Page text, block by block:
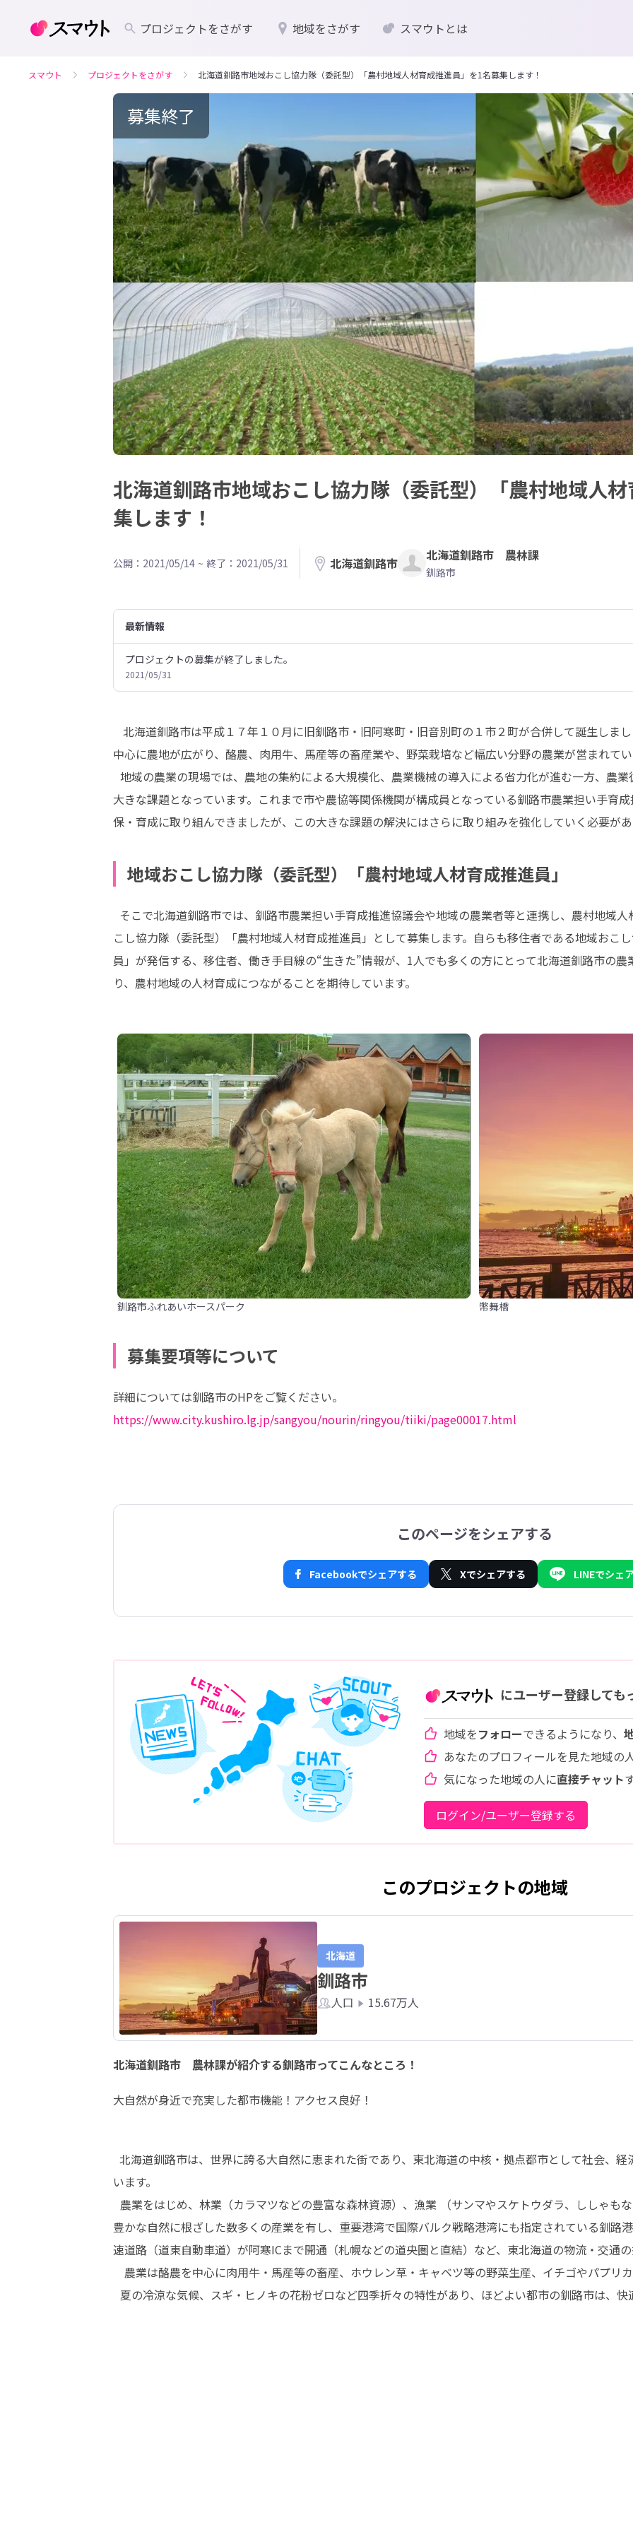
プロジェクトをさがす 地域をさがす スマウトとは
スマウト プロジェクトをさがす 北海道釧路市地域おこし協力隊（委託型）「農村地域人材育成推進員」を1名募集します！
募集終了
北海道釧路市地域おこし協力隊（委託型）「農村地域人
集します！
公開：2021/05/14 ~ 終了：2021/05/31 北海道釧路市 北海道釧路市 農林課
釧路市
最新情報
プロジェクトの募集が終了しました。
2021/05/31
中心に農地が広がり、酪農、肉用牛、馬産等の畜産業や、野菜栽培など幅広い分野の農業が営まれて
大きな課題となっています。これまで市や農協等関係機関が構成員となっている釧路市農業担い手育
保・育成に取り組んできましたが、この大きな課題の解決にはさらに取り組みを強化していく必要が
地域おこし協力隊（委託型）「農村地域人材育成推進員」
こし協力隊（委託型）「農村地域人材育成推進員」として募集します。自らも移住者である地域おこ
員」が発信する、移住者、働き手目線の“生きた”情報が、1人でも多くの方にとって北海道釧路市の
り、農村地域の人材育成につながることを期待しています。
釧路市ふれあいホースパーク 幣舞橋
募集要項等について
https://www.city.kushiro.lg.jp/sangyou/nourin/ringyou/tiiki/page00017.html
このページをシェアする
Facebookでシェアする Xでシェアする LINEでシェ
にユーザー登録しても
地域をフォローできるようになり、
あなたのプロフィールを見た地域の
気になった地域の人に直接チャット
ログイン/ユーザー登録する
このプロジェクトの地域
北海道
釧路市
人口 15.67万人
北海道釧路市 農林課が紹介する釧路市ってこんなところ！
大自然が身近で充実した都市機能！アクセス良好！
います。
豊かな自然に根ざした数多くの産業を有し、重要港湾で国際バルク戦略港湾にも指定されている釧路
速道路（道東自動車道）が阿寒ICまで開通（札幌などの道央圏と直結）など、東北海道の物流・交通
農業は酪農を中心に肉用牛・馬産等の畜産、ホウレン草・キャベツ等の野菜生産、イチゴやパプリ
夏の冷涼な気候、スギ・ヒノキの花粉ゼロなど四季折々の特性があり、ほどよい都市の釧路市は、